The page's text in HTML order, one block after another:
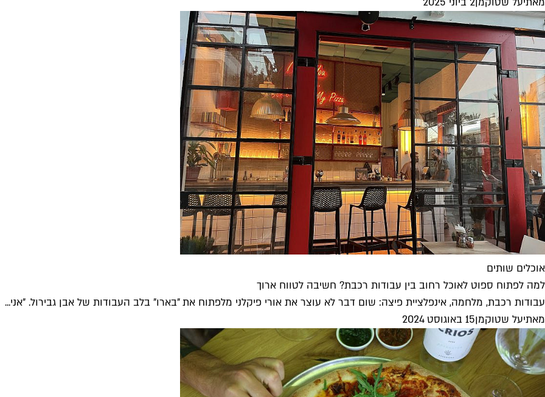
אוכלים שותים
למה לפתוח ספוט לאוכל רחוב בין עבודות רכבת? חשיבה לטווח ארוך
עבודות רכבת, מלחמה, אינפלציית פיצה: שום דבר לא עוצר את אורי פיקלני מלפתוח את "בארו" בלב העבודות של אבן גבירול. "אני...
מאתיעל שטוקמן15 באוגוסט 2024